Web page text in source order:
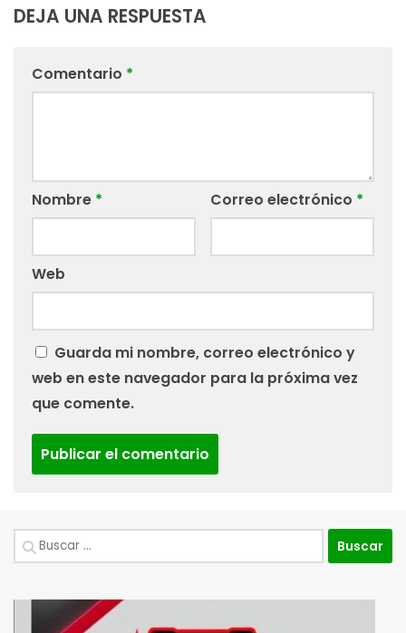
DEJA UNA RESPUESTA
Comentario *
Nombre * Correo electrónico *
Web
Guarda mi nombre, correo electrónico y
web en este navegador para la próxima vez
que comente.
Buscar: